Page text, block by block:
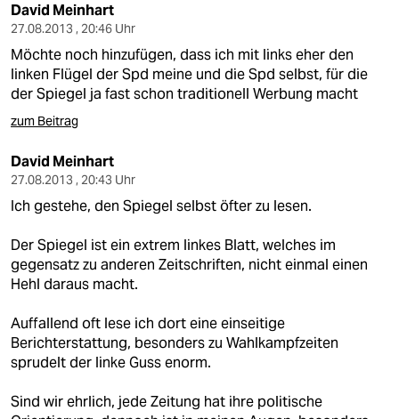
David Meinhart
27.08.2013 , 20:46 Uhr
Möchte noch hinzufügen, dass ich mit links eher den
linken Flügel der Spd meine und die Spd selbst, für die
der Spiegel ja fast schon traditionell Werbung macht
zum Beitrag
David Meinhart
27.08.2013 , 20:43 Uhr
Ich gestehe, den Spiegel selbst öfter zu lesen.
Der Spiegel ist ein extrem linkes Blatt, welches im
gegensatz zu anderen Zeitschriften, nicht einmal einen
Hehl daraus macht.
Auffallend oft lese ich dort eine einseitige
Berichterstattung, besonders zu Wahlkampfzeiten
sprudelt der linke Guss enorm.
Sind wir ehrlich, jede Zeitung hat ihre politische